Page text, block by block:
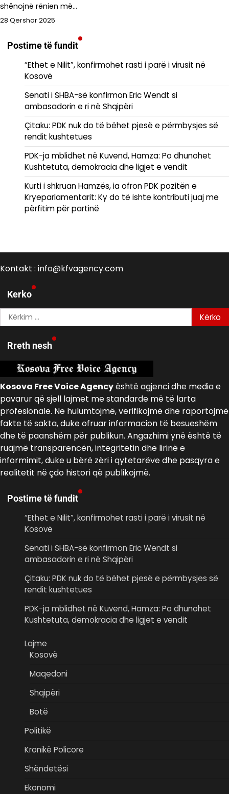
shënojnë rënien më…
28 Qershor 2025
Postime të fundit
“Ethet e Nilit”, konfirmohet rasti i parë i virusit në
Kosovë
Senati i SHBA-së konfirmon Eric Wendt si
ambasadorin e ri në Shqipëri
​Çitaku: PDK nuk do të bëhet pjesë e përmbysjes së
rendit kushtetues
PDK-ja mblidhet në Kuvend, Hamza: Po dhunohet
Kushtetuta, demokracia dhe ligjet e vendit
Kurti i shkruan Hamzës, ia ofron PDK pozitën e
Kryeparlamentarit: Ky do të ishte kontributi juaj me
përfitim për partinë
Kontakt : info@kfvagency.com
Kerko
Kërko
për:
Rreth nesh
Kosova Free Voice Agencyështë agjenci dhe media e
pavarur që sjell lajmet me standarde më të larta
profesionale. Ne hulumtojmë, verifikojmë dhe raportojmë
fakte të sakta, duke ofruar informacion të besueshëm
dhe të paanshëm për publikun. Angazhimi ynë është të
ruajmë transparencën, integritetin dhe lirinë e
informimit, duke u bërë zëri i qytetarëve dhe pasqyra e
realitetit në çdo histori që publikojmë.
Postime të fundit
“Ethet e Nilit”, konfirmohet rasti i parë i virusit në
Kosovë
Senati i SHBA-së konfirmon Eric Wendt si
ambasadorin e ri në Shqipëri
​Çitaku: PDK nuk do të bëhet pjesë e përmbysjes së
rendit kushtetues
PDK-ja mblidhet në Kuvend, Hamza: Po dhunohet
Kushtetuta, demokracia dhe ligjet e vendit
Lajme
Kosovë
Maqedoni
Shqipëri
Botë
Politikë
Kronikë Policore
Shëndetësi
Ekonomi